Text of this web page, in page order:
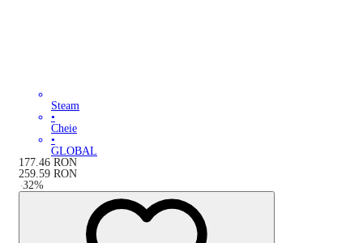
Steam
•
Cheie
•
GLOBAL
177.46 RON
259.59 RON
-32%